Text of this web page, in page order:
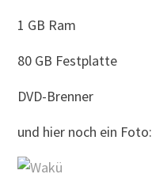
1 GB Ram
80 GB Festplatte
DVD-Brenner
und hier noch ein Foto: